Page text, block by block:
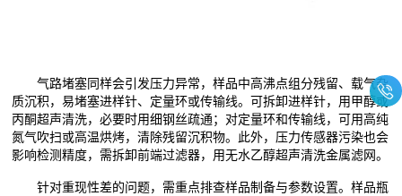
气路堵塞同样会引发压力异常，样品中高沸点组分残留、载气杂
质沉积，易堵塞进样针、定量环或传输线。可拆卸进样针，用甲醇或
丙酮超声清洗，必要时用细钢丝疏通；对定量环和传输线，可用高纯
氮气吹扫或高温烘烤，清除残留沉积物。此外，压力传感器污染也会
影响检测精度，需拆卸前端过滤器，用无水乙醇超声清洗金属滤网。
针对重现性差的问题，需重点排查样品制备与参数设置。样品瓶